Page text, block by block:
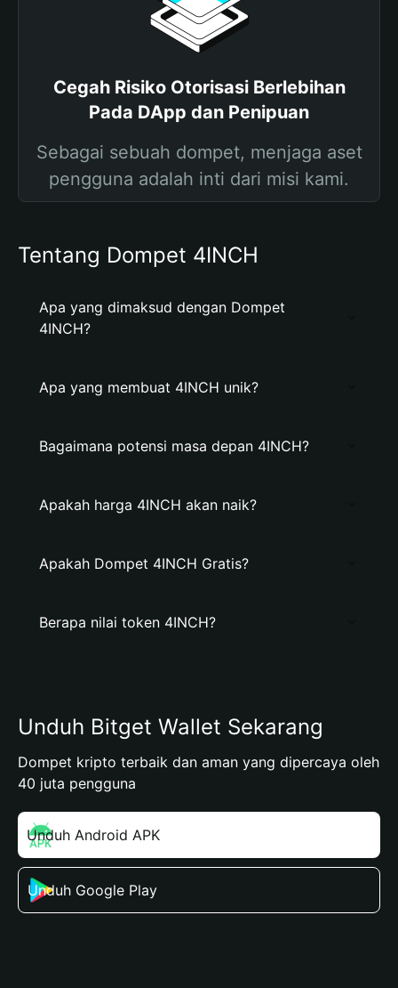
Cegah Risiko Otorisasi Berlebihan
Pada DApp dan Penipuan
Sebagai sebuah dompet, menjaga aset
pengguna adalah inti dari misi kami.
Tentang Dompet 4INCH
Apa yang dimaksud dengan Dompet
4INCH?
Apa yang membuat 4INCH unik?
Bagaimana potensi masa depan 4INCH?
Apakah harga 4INCH akan naik?
Apakah Dompet 4INCH Gratis?
Berapa nilai token 4INCH?
Unduh Bitget Wallet Sekarang
Dompet kripto terbaik dan aman yang dipercaya oleh
40 juta pengguna
Unduh Android APK
Unduh Google Play